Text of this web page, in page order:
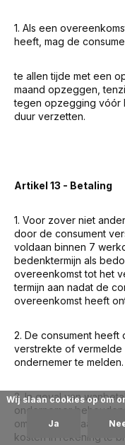
1. Als een
heeft, mag de
te allen tijde met een
maand opzeggen,
tegen opzegging vóór
duur verzetten.
Artikel 13 - Betaling
1. Voor zover niet
door de consument
voldaan binnen 7
bedenktermijn als
overeenkomst tot het
termijn aan nadat de
overeenkomst heeft
2. De consument heeft
verstrekte of
ondernemer te melden.
3. In geval van
ondernemer
om de vooraf aan de
kosten in rekening te
Wij slaan cookies op om
Ja